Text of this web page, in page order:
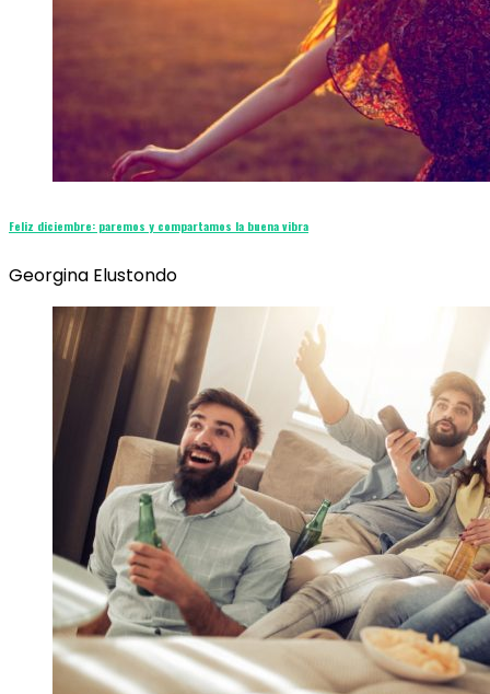
Feliz diciembre: paremos y compartamos la buena vibra
Georgina Elustondo